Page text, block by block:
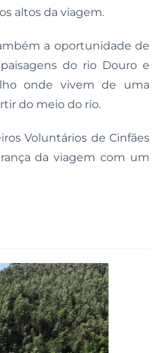
altos da viagem.
a oportunidade de
do rio Douro e
onde vivem de uma
do meio do rio.
Voluntários de Cinfães
da viagem com um